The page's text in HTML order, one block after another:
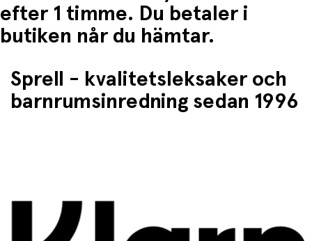
efter 1 timme. Du betaler i
butiken når du hämtar.
Sprell - kvalitetsleksaker och
barnrumsinredning sedan 1996